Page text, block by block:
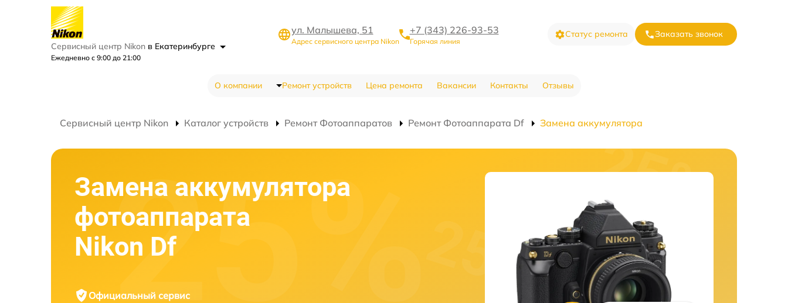
Сервисный центр Nikon в Екатеринбурге
Ежедневно с 9:00 до 21:00
ул. Малышева, 51
Адрес сервисного центра Nikon
+7 (343) 226-93-53
Горячая линия
Статус ремонта Заказать звонок
О компании Ремонт устройств Цена ремонта Вакансии Контакты Отзывы
Сервисный центр Nikon Каталог устройств Ремонт Фотоаппаратов Ремонт Фотоаппарата Df Замена аккумулятора
Замена аккумулятора
фотоаппарата
Nikon Df
Официальный сервис